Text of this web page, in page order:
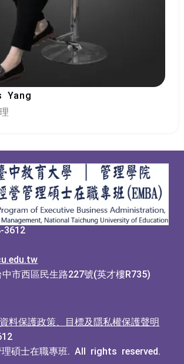
Yang
3612
市西區民生路227號(英才樓R735)
料保護政策、目標及隱私權保護聲明
理碩士在職專班. All rights reserved.